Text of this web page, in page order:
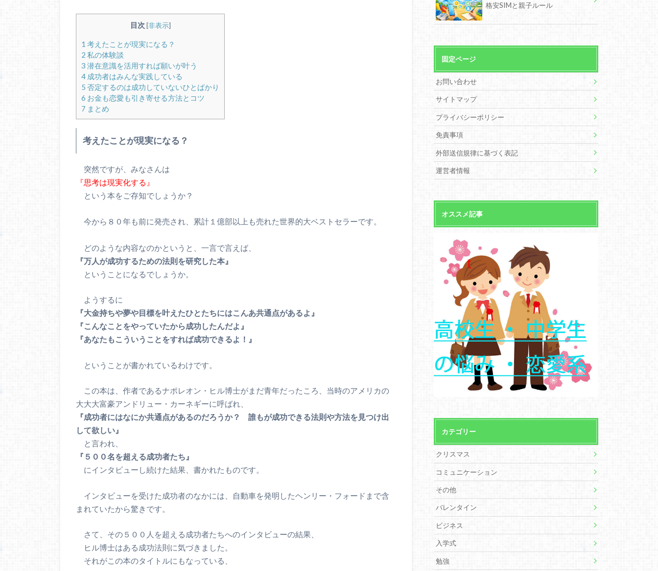
目次 [非表示]
1 考えたことが現実になる？
2 私の体験談
3 潜在意識を活用すれば願いが叶う
4 成功者はみんな実践している
5 否定するのは成功していないひとばかり
6 お金も恋愛も引き寄せる方法とコツ
7 まとめ
考えたことが現実になる？
突然ですが、みなさんは
『思考は現実化する』
という本をご存知でしょうか？
今から８０年も前に発売され、累計１億部以上も売れた世界的大ベストセラーです。
どのような内容なのかというと、一言で言えば、
『万人が成功するための法則を研究した本』
ということになるでしょうか。
ようするに
『大金持ちや夢や目標を叶えたひとたちにはこんあ共通点があるよ』
『こんなことをやっていたから成功したんだよ』
『あなたもこういうことをすれば成功できるよ！』
ということが書かれているわけです。
この本は、作者であるナポレオン・ヒル博士がまだ青年だったころ、当時のアメリカの
大大大富豪アンドリュー・カーネギーに呼ばれ、
『成功者にはなにか共通点があるのだろうか？ 誰もが成功できる法則や方法を見つけ出
して欲しい』
と言われ、
『５００名を超える成功者たち』
にインタビューし続けた結果、書かれたものです。
インタビューを受けた成功者のなかには、自動車を発明したヘンリー・フォードまで含
まれていたから驚きです。
さて、その５００人を超える成功者たちへのインタビューの結果、
ヒル博士はある成功法則に気づきました。
それがこの本のタイトルにもなっている、
格安SIMと親子ルール
固定ページ
お問い合わせ
サイトマップ
プライバシーポリシー
免責事項
外部送信規律に基づく表記
運営者情報
オススメ記事
カテゴリー
クリスマス
コミュニケーション
その他
バレンタイン
ビジネス
入学式
勉強